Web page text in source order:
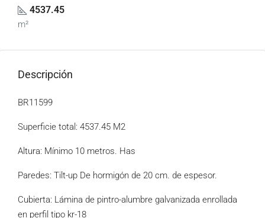
4537.45
m²
Descripción
BR11599
Superficie total: 4537.45 M2
Altura: Mínimo 10 metros. Has
Paredes: Tilt-up De hormigón de 20 cm. de espesor.
Cubierta: Lámina de pintro-alumbre galvanizada enrollada
en perfil tipo kr-18